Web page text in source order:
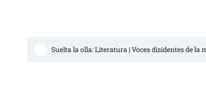
Suelta la olla: Literatura | Voces disidentes de